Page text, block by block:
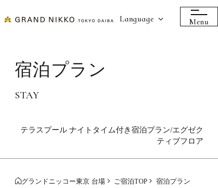
Language Menu
宿泊プラン
STAY
テラスプール ナイトタイム付き宿泊プラン/エグゼク
ティブフロア
グランドニッコー東京 台場 ご宿泊TOP
宿泊プラン